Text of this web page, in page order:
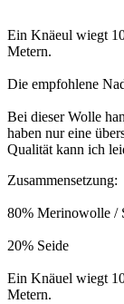
Ein Knäeul wiegt
Metern.
Die empfohlene
Bei dieser Wolle
haben nur eine
Qualität kann ich
Zusammensetzung:
80% Merinowolle /
20% Seide
Ein Knäuel wiegt
Metern.